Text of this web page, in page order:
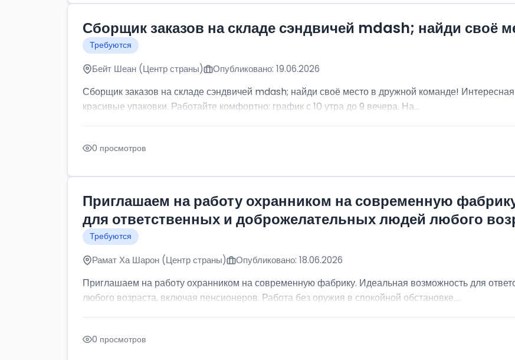
Сборщик заказов на складе сэндвичей mdash; найди своё
Требуются
Бейт Шеан (Центр страны) Опубликовано: 19.06.2026
Сборщик заказов на складе сэндвичей mdash; найди своё место в дружной команде!
красивые упаковки. Работайте комфортно: график с 10 утра до 9 вечера. На...
0 просмотров
Приглашаем на работу охранником на современную
для ответственных и доброжелательных людей любого
Требуются
Рамат Ха Шарон (Центр страны) Опубликовано: 18.06.2026
Приглашаем на работу охранником на современную фабрику. Идеальная возможность для
любого возраста, включая пенсионеров. Работа без оружия в спокойной обстановке....
0 просмотров